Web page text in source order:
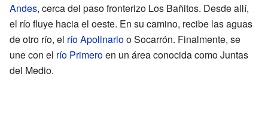
Andes, cerca del paso fronterizo Los Bañitos. Desde allí,
el río fluye hacia el oeste. En su camino, recibe las aguas
de otro río, el río Apolinarioo Socarrón. Finalmente, se
une con el río Primeroen un área conocida como Juntas
del Medio.